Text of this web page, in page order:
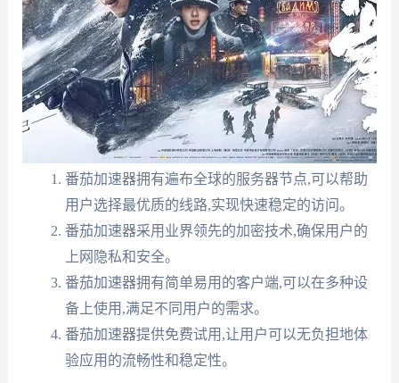
番茄加速器拥有遍布全球的服务器节点,可以帮助
用户选择最优质的线路,实现快速稳定的访问。
番茄加速器采用业界领先的加密技术,确保用户的
上网隐私和安全。
番茄加速器拥有简单易用的客户端,可以在多种设
备上使用,满足不同用户的需求。
番茄加速器提供免费试用,让用户可以无负担地体
验应用的流畅性和稳定性。